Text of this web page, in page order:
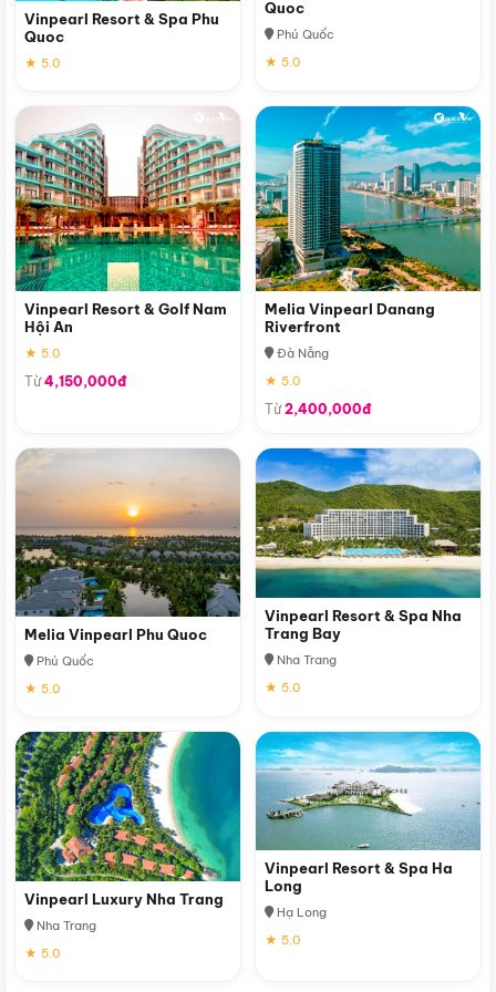
Vinpearl Resort & Spa Phu
Quoc
★ 5.0
Quoc
Phú Quốc
★ 5.0
Vinpearl Resort & Golf Nam
Hội An
★ 5.0
Từ4,150,000đ
Melia Vinpearl Danang
Riverfront
Đà Nẵng
★ 5.0
Từ2,400,000đ
Melia Vinpearl Phu Quoc
Phú Quốc
★ 5.0
Vinpearl Resort & Spa Nha
Trang Bay
Nha Trang
★ 5.0
Vinpearl Luxury Nha Trang
Nha Trang
★ 5.0
Vinpearl Resort & Spa Ha
Long
Hạ Long
★ 5.0